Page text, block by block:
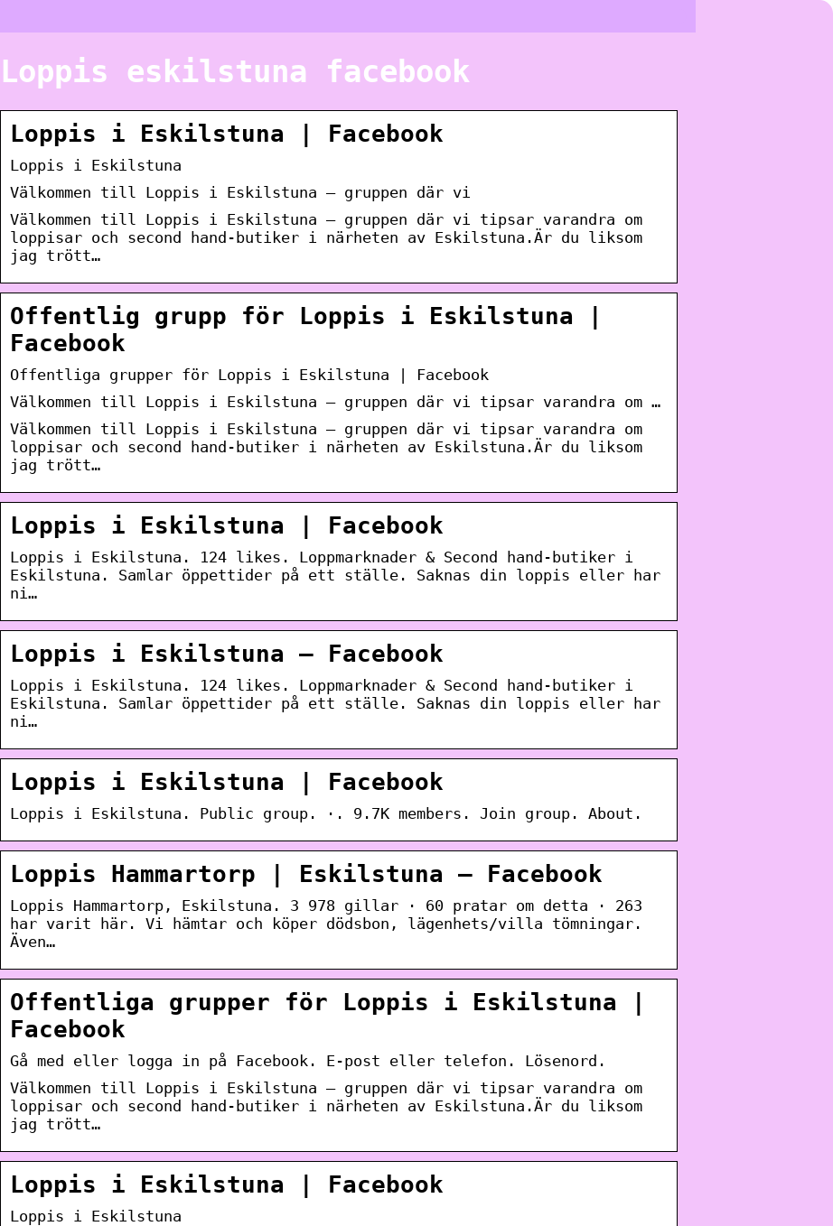
Loppis eskilstuna facebook
Loppis i Eskilstuna | Facebook
Loppis i Eskilstuna
Välkommen till Loppis i Eskilstuna – gruppen där vi
Välkommen till Loppis i Eskilstuna – gruppen där vi tipsar varandra om
loppisar och second hand-butiker i närheten av Eskilstuna.Är du liksom
jag trött…
Offentlig grupp för Loppis i Eskilstuna |
Facebook
Offentliga grupper för Loppis i Eskilstuna | Facebook
Välkommen till Loppis i Eskilstuna – gruppen där vi tipsar varandra om …
Välkommen till Loppis i Eskilstuna – gruppen där vi tipsar varandra om
loppisar och second hand-butiker i närheten av Eskilstuna.Är du liksom
jag trött…
Loppis i Eskilstuna | Facebook
Loppis i Eskilstuna. 124 likes. Loppmarknader & Second hand-butiker i
Eskilstuna. Samlar öppettider på ett ställe. Saknas din loppis eller har
ni…
Loppis i Eskilstuna – Facebook
Loppis i Eskilstuna. 124 likes. Loppmarknader & Second hand-butiker i
Eskilstuna. Samlar öppettider på ett ställe. Saknas din loppis eller har
ni…
Loppis i Eskilstuna | Facebook
Loppis i Eskilstuna. Public group. ·. 9.7K members. Join group. About.
Loppis Hammartorp | Eskilstuna – Facebook
Loppis Hammartorp, Eskilstuna. 3 978 gillar · 60 pratar om detta · 263
har varit här. Vi hämtar och köper dödsbon, lägenhets/villa tömningar.
Även…
Offentliga grupper för Loppis i Eskilstuna |
Facebook
Gå med eller logga in på Facebook. E-post eller telefon. Lösenord.
Välkommen till Loppis i Eskilstuna – gruppen där vi tipsar varandra om
loppisar och second hand-butiker i närheten av Eskilstuna.Är du liksom
jag trött…
Loppis i Eskilstuna | Facebook
Loppis i Eskilstuna